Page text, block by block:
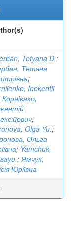
Tetyana D.;
Тетяна
;
Inokentii
Корнієнко,
;
Olga Yu.;
Ольга
; Yamchuk,
;Ямчук,
Юріївна